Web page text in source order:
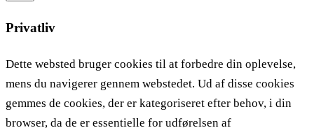
Privatliv
Dette websted bruger cookies til at forbedre din oplevelse,
mens du navigerer gennem webstedet. Ud af disse cookies
gemmes de cookies, der er kategoriseret efter behov, i din
browser, da de er essentielle for udførelsen af ​​